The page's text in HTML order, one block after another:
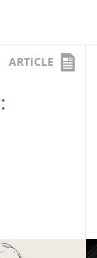
ARTICLE